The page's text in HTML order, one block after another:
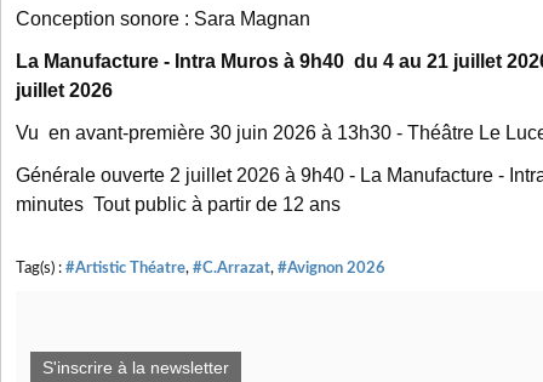
Conception sonore : Sara Magnan
La Manufacture - Intra Muros à 9h40 du 4 au 21 juillet
juillet 2026
Vu en avant-première 30 juin 2026 à 13h30 - Théâtre Le
Générale ouverte 2 juillet 2026 à 9h40 - La Manufacture -
minutes Tout public à partir de 12 ans
Tag(s) : #Artistic Théatre, #C.Arrazat, #Avignon 2026
S'inscrire à la newsletter